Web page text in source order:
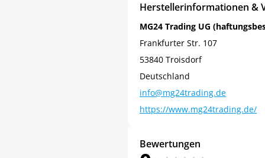
Herstellerinformationen &
MG24 Trading UG
Frankfurter Str. 107
53840 Troisdorf
Deutschland
info@mg24trading.de
https://www.mg24trading.de/
Bewertungen